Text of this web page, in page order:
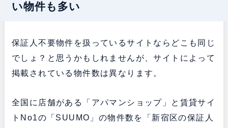
い物件も多い
保証人不要物件を扱っているサイトならどこも同じ
でしょ？と思うかもしれませんが、サイトによって
掲載されている物件数は異なります。
全国に店舗がある「アパマンショップ」と賃貸サイ
トNo1の「SUUMO」の物件数を「新宿区の保証人